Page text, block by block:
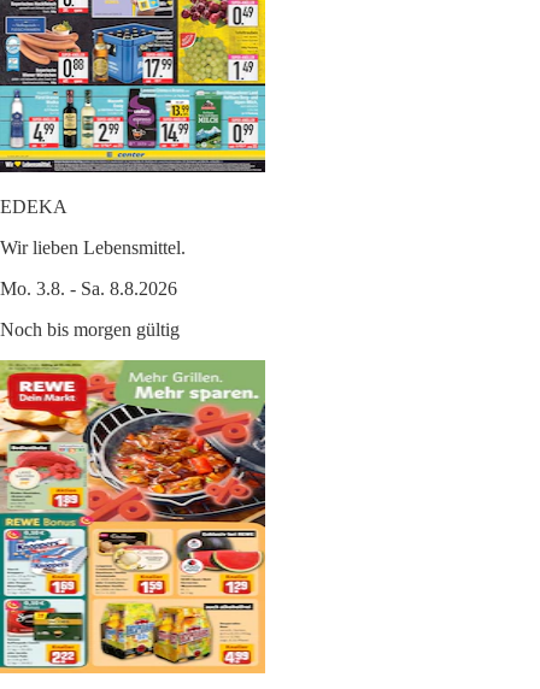
EDEKA
Wir lieben Lebensmittel.
Mo. 3.8. - Sa. 8.8.2026
Noch bis morgen gültig